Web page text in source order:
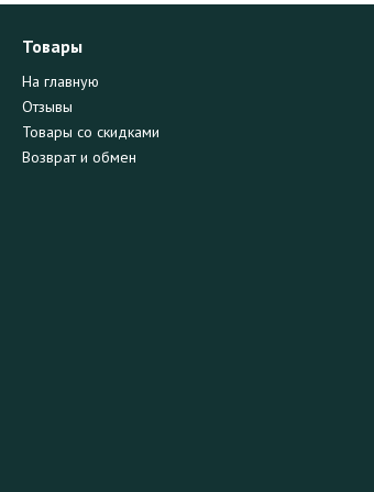
Товары
На главную
Отзывы
Товары со скидками
Возврат и обмен